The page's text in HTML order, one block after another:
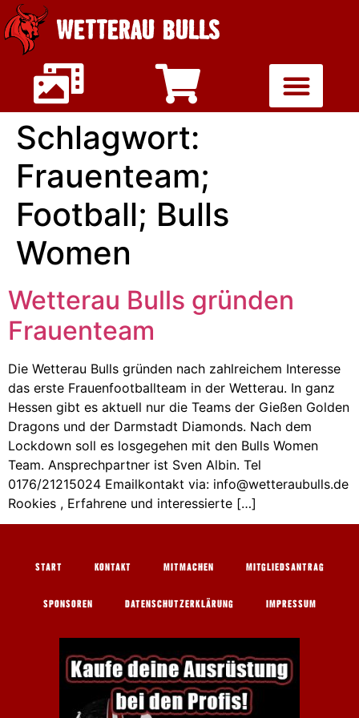
WETTERAU BULLS
Schlagwort:
Frauenteam;
Football; Bulls
Women
Wetterau Bulls gründen
Frauenteam
Die Wetterau Bulls gründen nach zahlreichem Interesse
das erste Frauenfootballteam in der Wetterau. In ganz
Hessen gibt es aktuell nur die Teams der Gießen Golden
Dragons und der Darmstadt Diamonds. Nach dem
Lockdown soll es losgegehen mit den Bulls Women
Team. Ansprechpartner ist Sven Albin. Tel
0176/21215024 Emailkontakt via: info@wetteraubulls.de
Rookies , Erfahrene und interessierte […]
START KONTAKT MITMACHEN MITGLIEDSANTRAG
SPONSOREN DATENSCHUTZERKLÄRUNG IMPRESSUM